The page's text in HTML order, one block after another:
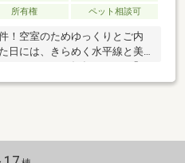
所有権 ペット相談可
！空室のためゆっくりとご内
日には、きらめく水平線と美
会も鑑賞できます。（天候等
利用可能■「たからの水」
」搭載［タカラレーベン